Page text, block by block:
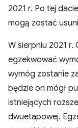
2021 r. Po tej
mogą zostać
W sierpniu 2021 r.
egzekwować
wymóg zostanie
będzie on mógł
istniejących
dwuetapowej.